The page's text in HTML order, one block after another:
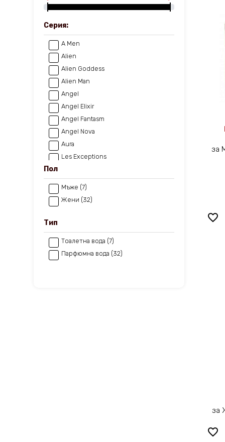
Серия:
A Men
Alien
Alien Goddess
Alien Man
Angel
Angel Elixir
Angel Fantasm
Angel Nova
Aura
Les Exceptions
Пол
Мъже (7)
Жени (32)
Тип
Тоалетна вода (7)
Парфюмна вода (32)
favorite_border
за
favorite_border
за